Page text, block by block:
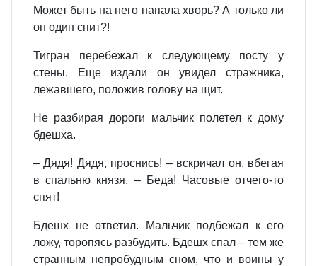
Может быть на него напала хворь? А только ли
он один спит?!
Тигран перебежал к следующему посту у
стены. Еще издали он увидел стражника,
лежавшего, положив голову на щит.
Не разбирая дороги мальчик полетел к дому
бдешха.
– Дядя! Дядя, проснись! – вскричал он, вбегая
в спальню князя. – Беда! Часовые отчего‑то
спят!
Бдешх не ответил. Мальчик подбежал к его
ложу, торопясь разбудить. Бдешх спал – тем же
странным непробудным сном, что и воины у